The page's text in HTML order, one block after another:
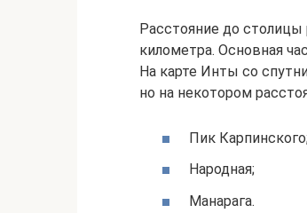
Расстояние до столицы
километра. Основная
На карте Инты со
но на некотором
Пик
Народная;
Манарага.